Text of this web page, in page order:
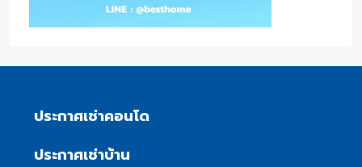
ประกาศเช่าคอนโด
ประกาศเช่าบ้าน